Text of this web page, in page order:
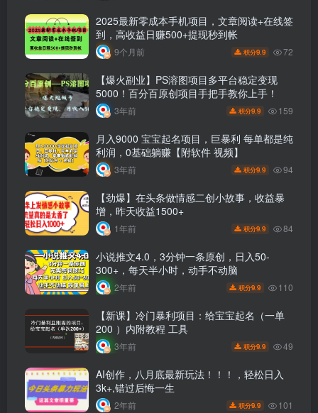
2025最新零成本手机项目，文章阅读+在线签
到，高收益日赚500+提现秒到帐
9个月前 积分9.9 72
【爆火副业】PS溶图项目多平台稳定变现
5000！百分百原创项目手把手教你上手！
3年前 积分9.9 159
月入9000 宝宝起名项目，巨暴利 每单都是纯
利润，0基础躺赚【附软件 视频】
3年前 积分9.9 94
【劲爆】在头条做情感二创小故事，收益暴
增，昨天收益1500+
1年前 积分9.9 84
小说推文4.0，3分钟一条原创，日入50-
300+，每天半小时，动手不动脑
2年前 积分9.9 110
【新课】冷门暴利项目：给宝宝起名（一单
200 ）内附教程 工具
3年前 积分9.9 49
AI创作，八月底最新玩法！！！，轻松日入
3k+,错过后悔一生
2年前 积分9.9 101